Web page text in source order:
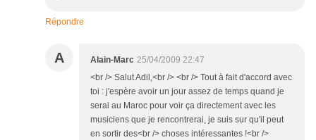
Répondre
A Alain-Marc 25/04/2009 22:47
<br /> Salut Adil,<br /> <br /> Tout à fait d'accord avec
toi : j'espère avoir un jour assez de temps quand je
serai au Maroc pour voir ça directement avec les
musiciens que je rencontrerai, je suis sur qu'il peut
en sortir des<br /> choses intéressantes !<br />